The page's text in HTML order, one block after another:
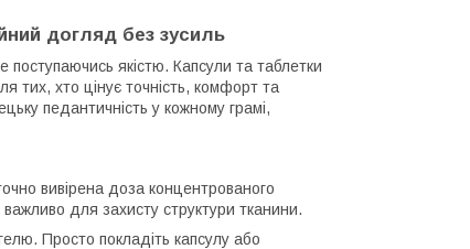
догляд без зусиль
якістю. Капсули та таблетки
тих, хто цінує точність, комфорт та
педантичність у кожному грамі,
вивірена доза концентрованого
для захисту структури тканини.
Просто покладіть капсулу або